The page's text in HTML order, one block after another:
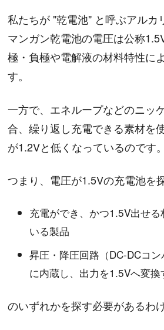
私たちが "乾電池" と呼ぶアルカ
マンガン乾電池の電圧は公称
極・負極や電解液の材料特性に
す。
一方で、エネループなどのニッ
合、繰り返し充電できる素材を
が1.2Vと低くなっているのです。
つまり、電圧が1.5Vの充電池を
充電ができ、かつ1.5V出せ
いる製品
昇圧・降圧回路（DC-DCコ
に内蔵し、出力を1.5Vへ変換
のいずれかを探す必要があるわけ